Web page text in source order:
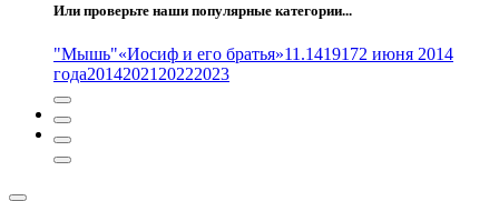
Или проверьте наши популярные категории...
"Мышь"«Иосиф и его братья»11.1419172 июня 2014
года20142021 20222023